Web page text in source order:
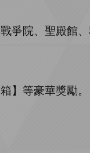
爭院、聖殿館、
】等豪華獎勵。